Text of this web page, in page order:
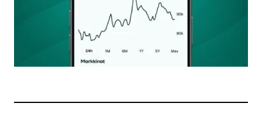
Nimesi tai nimimerkkisi
Sähköpostiosoitteesi
Tilaa SalkunRakentajan uutiskirje